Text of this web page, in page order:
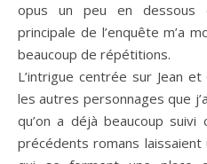
opus un peu en dessous
principale de l’enquête m’a
beaucoup de répétitions.
L’intrigue centrée sur Jean
les autres personnages que
qu’on a déjà beaucoup
précédents romans